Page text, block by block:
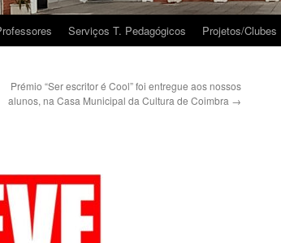
Serviços T. Pedagógicos Projetos/Clubes
Prémio “Ser escritor é Cool” foi entregue aos nossos
alunos, na Casa Municipal da Cultura de Coimbra →